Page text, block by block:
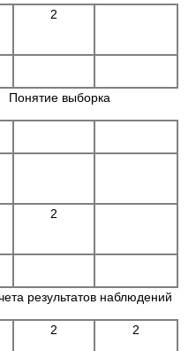
2
Понятие выборка
2
результатов наблюдений
2 2